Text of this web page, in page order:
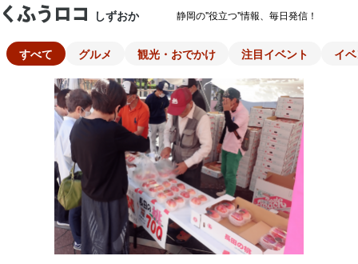
しずおか 静岡の"役立つ"情報、毎日発信！
すべて グルメ 観光・おでかけ 注目イベント イ